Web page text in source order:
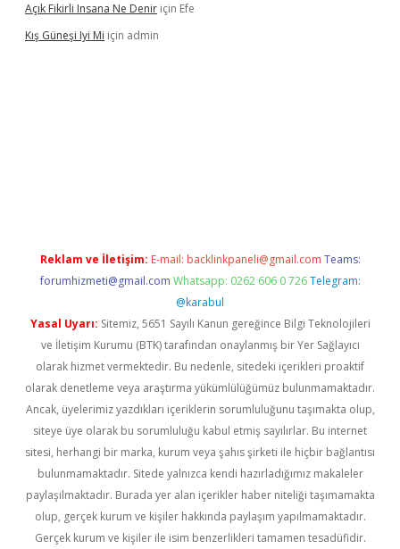
Açık Fikirli Insana Ne Denir için Efe
Kış Güneşi Iyi Mi için admin
Reklam ve İletişim: E-mail: backlinkpaneli@gmail.com Teams:
forumhizmeti@gmail.com Whatsapp: 0262 606 0 726 Telegram:
@karabul
Yasal Uyarı: Sitemiz, 5651 Sayılı Kanun gereğince Bilgi Teknolojileri
ve İletişim Kurumu (BTK) tarafından onaylanmış bir Yer Sağlayıcı
olarak hizmet vermektedir. Bu nedenle, sitedeki içerikleri proaktif
olarak denetleme veya araştırma yükümlülüğümüz bulunmamaktadır.
Ancak, üyelerimiz yazdıkları içeriklerin sorumluluğunu taşımakta olup,
siteye üye olarak bu sorumluluğu kabul etmiş sayılırlar. Bu internet
sitesi, herhangi bir marka, kurum veya şahıs şirketi ile hiçbir bağlantısı
bulunmamaktadır. Sitede yalnızca kendi hazırladığımız makaleler
paylaşılmaktadır. Burada yer alan içerikler haber niteliği taşımamakta
olup, gerçek kurum ve kişiler hakkında paylaşım yapılmamaktadır.
Gerçek kurum ve kişiler ile isim benzerlikleri tamamen tesadüfidir.